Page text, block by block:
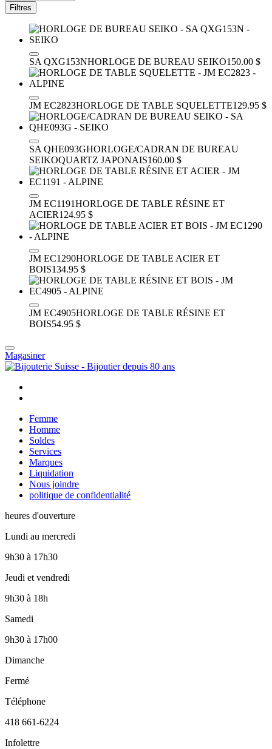
Filtres
SA QXG153NHORLOGE DE BUREAU SEIKO150.00 $
JM EC2823HORLOGE DE TABLE SQUELETTE129.95 $
SA QHE093GHORLOGE/CADRAN DE BUREAU
SEIKOQUARTZ JAPONAIS160.00 $
JM EC1191HORLOGE DE TABLE RÉSINE ET
ACIER124.95 $
JM EC1290HORLOGE DE TABLE ACIER ET
BOIS134.95 $
JM EC4905HORLOGE DE TABLE RÉSINE ET
BOIS54.95 $
Magasiner
Femme
Homme
Soldes
Services
Marques
Liquidation
Nous joindre
politique de confidentialité
heures d'ouverture
Lundi au mercredi
9h30 à 17h30
Jeudi et vendredi
9h30 à 18h
Samedi
9h30 à 17h00
Dimanche
Fermé
Téléphone
418 661-6224
Infolettre